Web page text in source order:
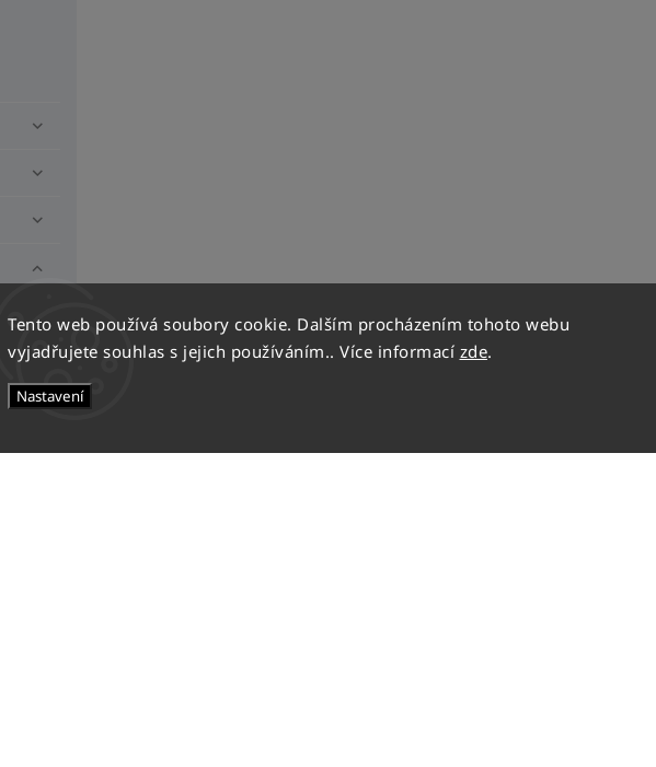
Tento web používá soubory cookie. Dalším procházením tohoto webu
vyjadřujete souhlas s jejich používáním.. Více informací zde.
Nastavení